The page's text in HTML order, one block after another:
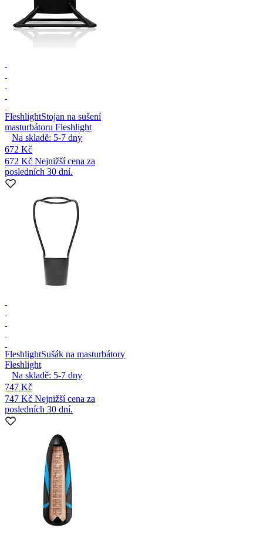
FleshlightStojan na sušení
masturbátoru Fleshlight
Na skladě: 5-7 dny
672 Kč
672 Kč Nejnižší cena za
posledních 30 dní.
FleshlightSušák na masturbátory
Fleshlight
Na skladě: 5-7 dny
747 Kč
747 Kč Nejnižší cena za
posledních 30 dní.